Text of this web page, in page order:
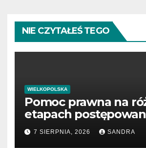
NIE CZYTAŁEŚ TEGO
WIELKOPOLSKA
Pomoc prawna na
etapach
7 SIERPNIA, 2026 SANDRA